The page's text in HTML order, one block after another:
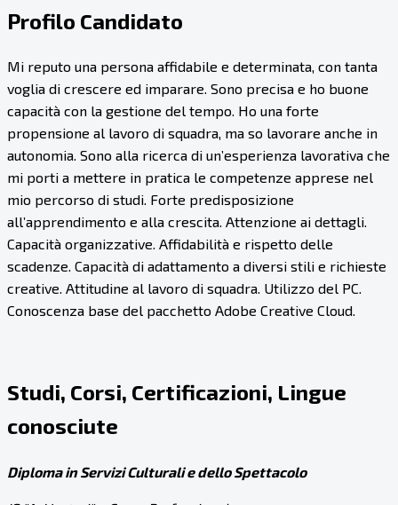
Profilo Candidato
Mi reputo una persona affidabile e determinata, con tanta
voglia di crescere ed imparare. Sono precisa e ho buone
capacità con la gestione del tempo. Ho una forte
propensione al lavoro di squadra, ma so lavorare anche in
autonomia. Sono alla ricerca di un’esperienza lavorativa che
mi porti a mettere in pratica le competenze apprese nel
mio percorso di studi. Forte predisposizione
all’apprendimento e alla crescita. Attenzione ai dettagli.
Capacità organizzative. Affidabilità e rispetto delle
scadenze. Capacità di adattamento a diversi stili e richieste
creative. Attitudine al lavoro di squadra. Utilizzo del PC.
Conoscenza base del pacchetto Adobe Creative Cloud.
Studi, Corsi, Certificazioni, Lingue
conosciute
Diploma in Servizi Culturali e dello Spettacolo